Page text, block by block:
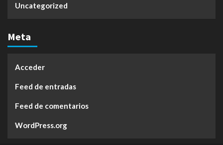
Uncategorized
Meta
Acceder
Feed de entradas
Feed de comentarios
WordPress.org